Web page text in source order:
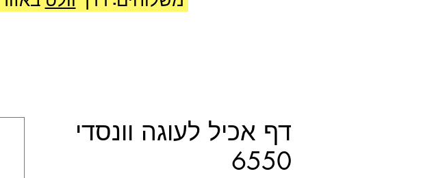
דף אכיל לעוגה וונסדי
6550